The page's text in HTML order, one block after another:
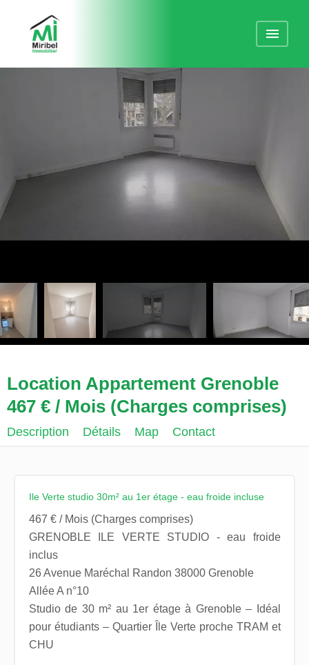
Location Appartement Grenoble
467 € / Mois (Charges comprises)
Description Détails Map Contact
Ile Verte studio 30m² au 1er étage - eau froide incluse
467 € / Mois (Charges comprises)
GRENOBLE ILE VERTE STUDIO - eau froide
inclus
26 Avenue Maréchal Randon 38000 Grenoble
Allée A n°10
Studio de 30 m² au 1er étage à Grenoble – Idéal
pour étudiants – Quartier Île Verte proche TRAM et
CHU